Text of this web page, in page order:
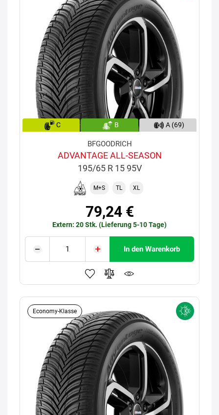
C B A (69)
BFGOODRICH
ADVANTAGE ALL-SEASON
195/65 R 15 95V
M+S TL XL
79,24 €
Extern: 20 Stk. (Lieferung 5-10 Tage)
In den Warenkorb
Economy-Klasse